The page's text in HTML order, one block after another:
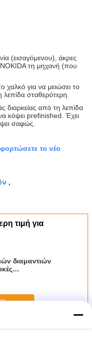
(εισαγόμενου), άκρες
τη μηχανή (που
για να μειώσει το
λεπίδα σταθερότερη.
διαρκείας από τη λεπίδα
κόψει prefinished. Έχει
σαφώς.
το νέο
,
τιμή για
διαμαντιών